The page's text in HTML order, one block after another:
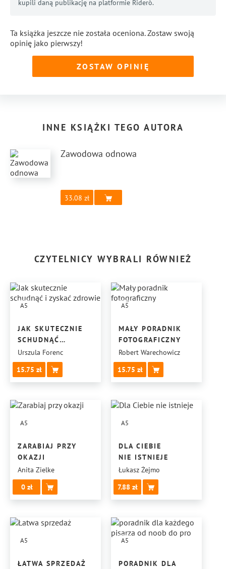
kupili daną publikację na platformie Riderò.
Ta książka jeszcze nie została oceniona. Zostaw swoją
opinię jako pierwszy!
ZOSTAW OPINIĘ
INNE KSIĄŻKI TEGO AUTORA
Zawodowa odnowa
33.08
CZYTELNICY WYBRALI RÓWNIEŻ
A5
JAK SKUTECZNIE
SCHUDNĄĆ
I ZYSKAĆ ZDROWIE
Urszula Forenc
15.75
A5
MAŁY PORADNIK
FOTOGRAFICZNY
Robert Warechowicz
15.75
A5
ZARABIAJ PRZY
OKAZJI
Anita Zielke
0
A5
DLA CIEBIE
NIE ISTNIEJE
Łukasz Żejmo
7.88
A5
ŁATWA SPRZEDAŻ
A5
PORADNIK DLA